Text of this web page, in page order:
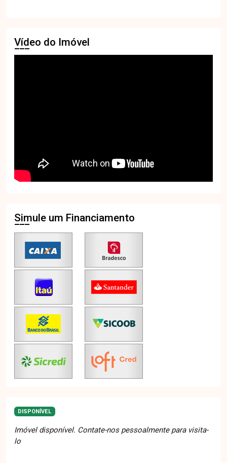
Vídeo do Imóvel
Simule um Financiamento
DISPONÍVEL
Imóvel disponível. Contate-nos pessoalmente para visita-
lo